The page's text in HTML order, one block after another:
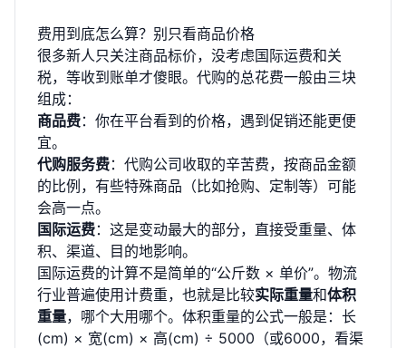
费用到底怎么算？别只看商品价格
很多新人只关注商品标价，没考虑国际运费和关
税，等收到账单才傻眼。代购的总花费一般由三块
组成：
商品费：你在平台看到的价格，遇到促销还能更便
宜。
代购服务费：代购公司收取的辛苦费，按商品金额
的比例，有些特殊商品（比如抢购、定制等）可能
会高一点。
国际运费：这是变动最大的部分，直接受重量、体
积、渠道、目的地影响。
国际运费的计算不是简单的“公斤数 × 单价”。物流
行业普遍使用计费重，也就是比较实际重量和体积
重量，哪个大用哪个。体积重量的公式一般是：长
(cm) × 宽(cm) × 高(cm) ÷ 5000（或6000，看渠